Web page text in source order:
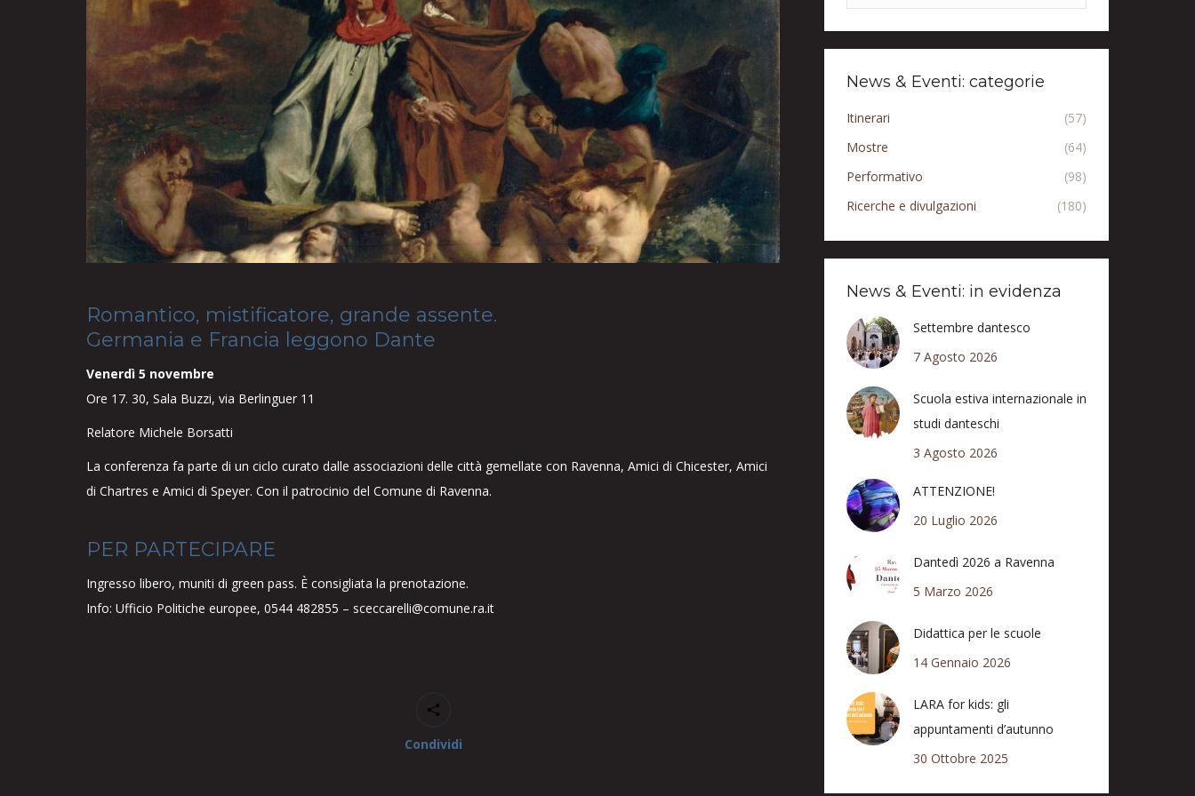
Romantico, mistificatore, grande assente.
Germania e Francia leggono Dante
Venerdì 5 novembre
Ore 17. 30, Sala Buzzi, via Berlinguer 11
Relatore Michele Borsatti
La conferenza fa parte di un ciclo curato dalle associazioni delle città gemellate con Ravenna, Amici di Chicester, Amici
di Chartres e Amici di Speyer. Con il patrocinio del Comune di Ravenna.
PER PARTECIPARE
Ingresso libero, muniti di green pass. È consigliata la prenotazione.
Info: Ufficio Politiche europee, 0544 482855 – sceccarelli@comune.ra.it
Condividi
News & Eventi: categorie
Itinerari
(57)
Mostre
(64)
Performativo
(98)
Ricerche e divulgazioni
(180)
News & Eventi: in evidenza
Settembre dantesco
7 Agosto 2026
Scuola estiva internazionale in
studi danteschi
3 Agosto 2026
ATTENZIONE!
20 Luglio 2026
Dantedì 2026 a Ravenna
5 Marzo 2026
Didattica per le scuole
14 Gennaio 2026
LARA for kids: gli
appuntamenti d’autunno
30 Ottobre 2025